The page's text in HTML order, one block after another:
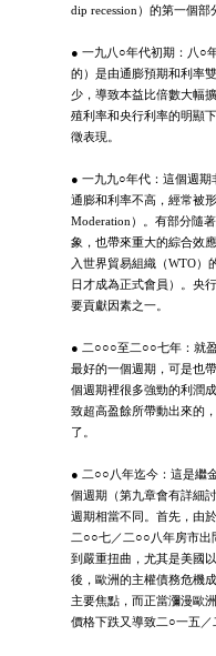
dip recession）的第一個部
● 一九八○年代初期：八○
的）是由通膨預期和利率
少，導致本益比倍數大幅
殖利率和央行利率的明顯
徵表現。
● 一九九○年代：這個週期
通膨和利率不高，經常被
Moderation）。有部分隨
象，也帶來重大的綜合效
入世界貿易組織（WTO）
日才成為正式會員）。央
要貢獻因素之一。
● 二○○○至二○○七年：就
最好的一個週期，可是也
個週期裡很多強勁的利潤
致超高盈餘所帶動出來的
了。
● 二○○八年迄今：這是繼
個週期（第九章會有詳細
週期相當不同。首先，由
二○○七／二○○八年房市出
到嚴重扭曲，尤其是美國
後，歐洲的主權債務危機
主要焦點，而正當瀰漫歐
價格下跌又導致二○一五／